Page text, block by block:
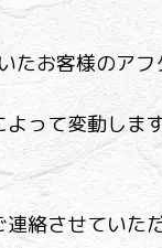
お客様のアフ
って変動しま
絡させていた